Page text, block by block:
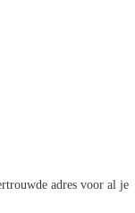
adres voor al je